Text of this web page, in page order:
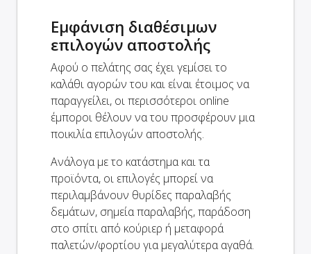
Εμφάνιση διαθέσιμων
επιλογών αποστολής
Αφού ο πελάτης σας έχει γεμίσει το
καλάθι αγορών του και είναι έτοιμος να
παραγγείλει, οι περισσότεροι online
έμποροι θέλουν να του προσφέρουν μια
ποικιλία επιλογών αποστολής.
Ανάλογα με το κατάστημα και τα
προϊόντα, οι επιλογές μπορεί να
περιλαμβάνουν θυρίδες παραλαβής
δεμάτων, σημεία παραλαβής, παράδοση
στο σπίτι από κούριερ ή μεταφορά
παλετών/φορτίου για μεγαλύτερα αγαθά.